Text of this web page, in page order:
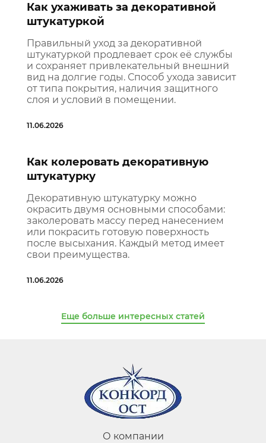
Как ухаживать за декоративной
штукатуркой
Правильный уход за декоративной
штукатуркой продлевает срок её службы
и сохраняет привлекательный внешний
вид на долгие годы. Способ ухода зависит
от типа покрытия, наличия защитного
слоя и условий в помещении.
11.06.2026
Как колеровать декоративную
штукатурку
Декоративную штукатурку можно
окрасить двумя основными способами:
заколеровать массу перед нанесением
или покрасить готовую поверхность
после высыхания. Каждый метод имеет
свои преимущества.
11.06.2026
Еще больше интересных статей
О компании